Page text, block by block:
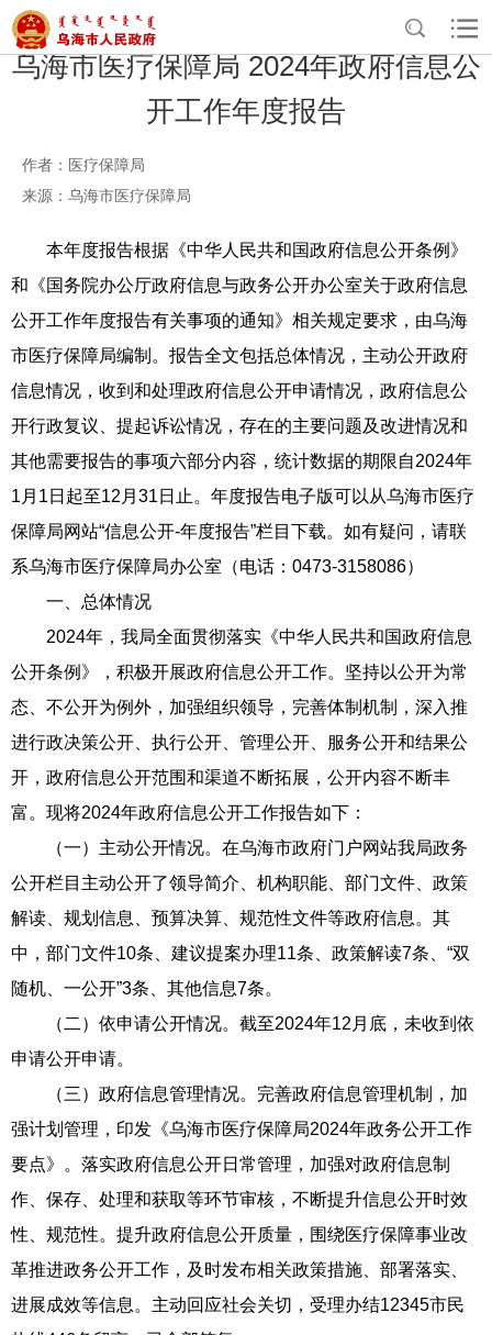
乌海市医疗保障局 2024年政府信息公
开工作年度报告
作者：医疗保障局
来源：乌海市医疗保障局
本年度报告根据《中华人民共和国政府信息公开条例》
和《国务院办公厅政府信息与政务公开办公室关于政府信息
公开工作年度报告有关事项的通知》相关规定要求，由乌海
市医疗保障局编制。报告全文包括总体情况，主动公开政府
信息情况，收到和处理政府信息公开申请情况，政府信息公
开行政复议、提起诉讼情况，存在的主要问题及改进情况和
其他需要报告的事项六部分内容，统计数据的期限自2024年
1月1日起至12月31日止。年度报告电子版可以从乌海市医疗
保障局网站“信息公开-年度报告”栏目下载。如有疑问，请联
系乌海市医疗保障局办公室（电话：0473-3158086）
一、总体情况
2024年，我局全面贯彻落实《中华人民共和国政府信息
公开条例》，积极开展政府信息公开工作。坚持以公开为常
态、不公开为例外，加强组织领导，完善体制机制，深入推
进行政决策公开、执行公开、管理公开、服务公开和结果公
开，政府信息公开范围和渠道不断拓展，公开内容不断丰
富。现将2024年政府信息公开工作报告如下：
（一）主动公开情况。在乌海市政府门户网站我局政务
公开栏目主动公开了领导简介、机构职能、部门文件、政策
解读、规划信息、预算决算、规范性文件等政府信息。其
中，部门文件10条、建议提案办理11条、政策解读7条、“双
随机、一公开”3条、其他信息7条。
（二）依申请公开情况。截至2024年12月底，未收到依
申请公开申请。
（三）政府信息管理情况。完善政府信息管理机制，加
强计划管理，印发《乌海市医疗保障局2024年政务公开工作
要点》。落实政府信息公开日常管理，加强对政府信息制
作、保存、处理和获取等环节审核，不断提升信息公开时效
性、规范性。提升政府信息公开质量，围绕医疗保障事业改
革推进政务公开工作，及时发布相关政策措施、部署落实、
进展成效等信息。主动回应社会关切，受理办结12345市民